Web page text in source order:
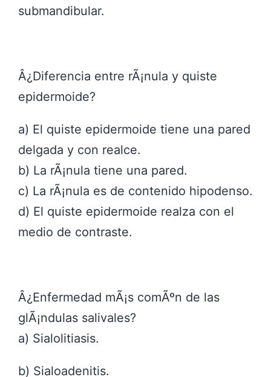
submandibular.
Â¿Diferencia entre rÃ¡nula y quiste
epidermoide?
a) El quiste epidermoide tiene una pared
delgada y con realce.
b) La rÃ¡nula tiene una pared.
c) La rÃ¡nula es de contenido hipodenso.
d) El quiste epidermoide realza con el
medio de contraste.
Â¿Enfermedad mÃ¡s comÃºn de las
glÃ¡ndulas salivales?
a) Sialolitiasis.
b) Sialoadenitis.